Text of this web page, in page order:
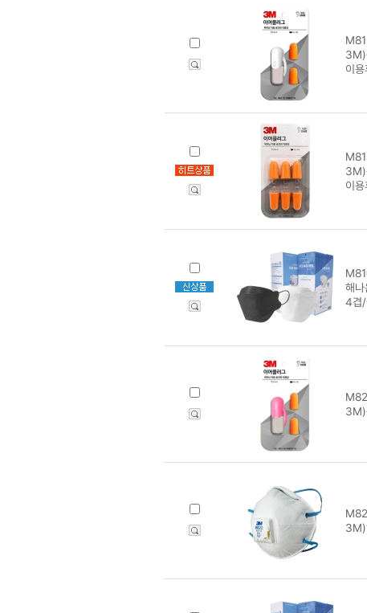
3M)
이
3M)
이
해
4겹/
3M)